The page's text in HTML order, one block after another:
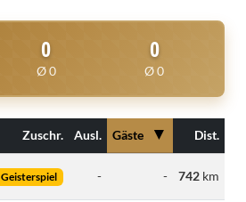
0
Ø 0
0
Ø 0
Zuschr. Ausl. Gäste ▼ Dist.
Geisterspiel - - 742 km